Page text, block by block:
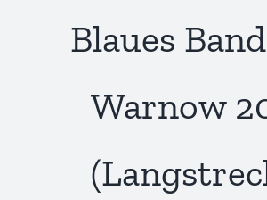
Blaues
Warnow